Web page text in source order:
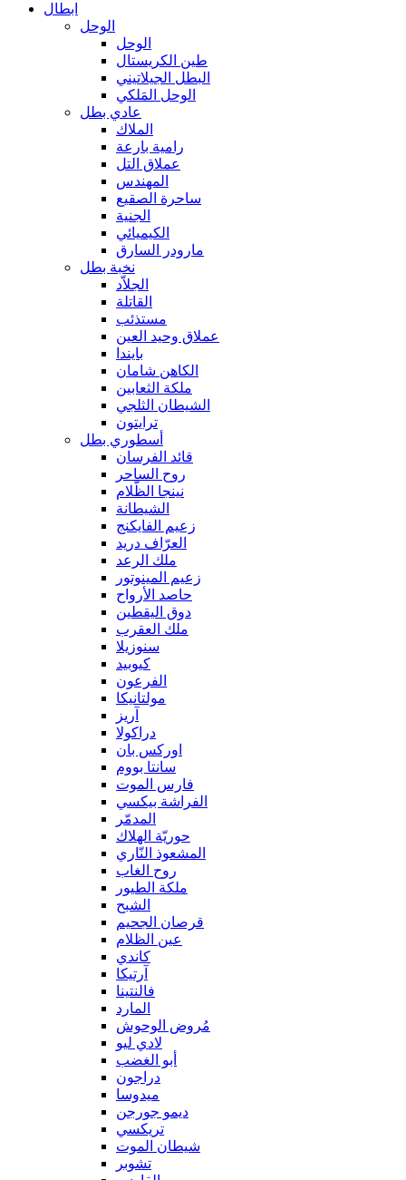
ابطال
الوحل
الوحل
طين الكريستال
البطل الجيلاتيني
الوحل المَلكي
عادي بطل
الملاك
رامية بارعة
عملاق التل
المهندس
ساحرة الصقيع
الجنية
الكيميائي
مارودر السارق
نخبة بطل
الجلاّد
القاتلة
مستذئب
عملاق وحيد العين
بايندا
الكاهن شامان
ملكة الثعابين
الشيطان الثلجي
ترايتون
أسطوري بطل
قائد الفرسان
روح الساحر
نينجا الظّلام
الشيطانة
زعيم الفايكنج
العرّاف دريد
ملك الرعد
زعيم المينوتور
حاصد الأرواح
دوق اليقطين
ملك العقرب
سنوزيلا
كيوبيد
الفرعون
مولتانيكا
آريز
دراكولا
اوركس بان
سانتا بووم
فارس الموت
الفراشة بيكسي
المدمّر
حوريّة الهلاك
المشعوذ النّاري
روح الغاب
ملكة الطيور
الشبح
قرصان الجحيم
عين الظلام
كاندي
آرتيكا
فالنتينا
المارد
مُروض الوحوش
لادي ليو
أبو الغضب
دراجون
ميدوسا
ديمو جورجن
تريكسي
شيطان الموت
تشوبر